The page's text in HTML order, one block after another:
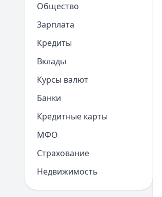
Общество
Зарплата
Кредиты
Вклады
Курсы валют
Банки
Кредитные карты
МФО
Страхование
Недвижимость